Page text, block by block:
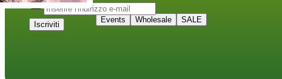
Events Wholesale SALE
Iscriviti